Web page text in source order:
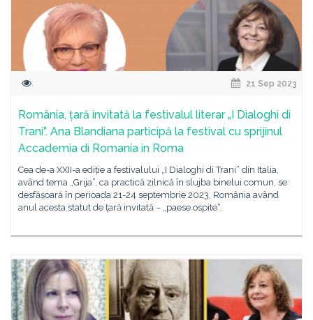
21 Sep 2023
România, țară invitată la festivalul literar „I Dialoghi di
Trani”. Ana Blandiana participă la festival cu sprijinul
Accademia di Romania in Roma
Cea de-a XXII-a ediție a festivalului „I Dialoghi di Trani” din Italia,
având tema „Grija”, ca practică zilnică în slujba binelui comun, se
desfășoară în perioada 21-24 septembrie 2023, România având
anul acesta statut de țară invitată – „paese ospite“.